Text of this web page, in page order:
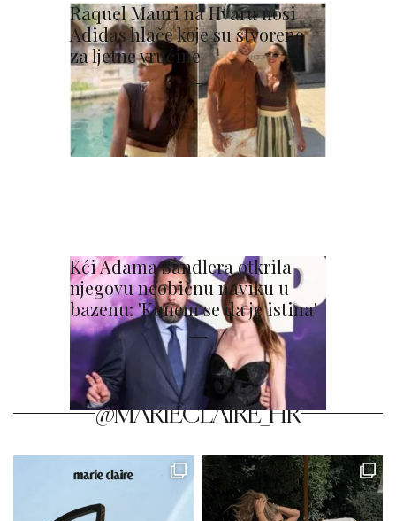
Raquel Mauri na Hvaru nosi
Adidas hlače koje su stvorene
za ljetne vrućine
Kći Adama Sandlera otkrila
njegovu neobičnu naviku u
bazenu: 'Kunem se da je istina'
@MARIECLAIRE_HR